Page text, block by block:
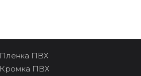
Пленка ПВХ
Кромка ПВХ